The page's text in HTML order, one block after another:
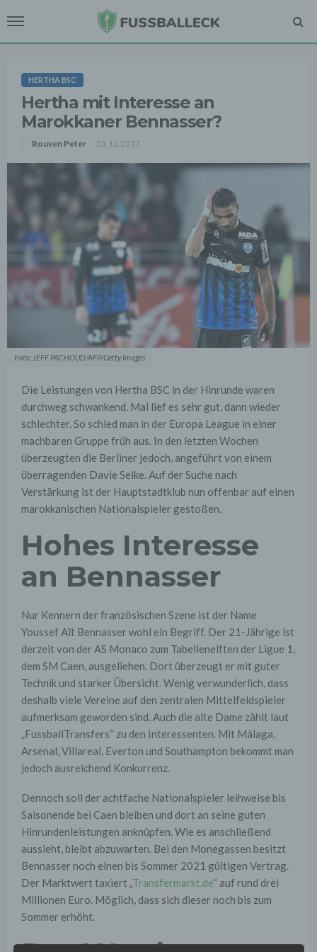
HERTHA BSC
Hertha mit Interesse an
Marokkaner Bennasser?
Rouven Peter 25.12.2017
Foto: JEFF PACHOUD/AFP/Getty Images
Die Leistungen von Hertha BSC in der Hinrunde waren
durchweg schwankend. Mal lief es sehr gut, dann wieder
schlechter. So schied man in der Europa League in einer
machbaren Gruppe früh aus. In den letzten Wochen
überzeugten die Berliner jedoch, angeführt von einem
überragenden Davie Selke. Auf der Suche nach
Verstärkung ist der Hauptstadtklub nun offenbar auf einen
marokkanischen Nationalspieler gestoßen.
Hohes Interesse
an Bennasser
Nur Kennern der französischen Szene ist der Name
Youssef Aït Bennasser wohl ein Begriff. Der 21-Jährige ist
derzeit von der AS Monaco zum Tabellenelften der Ligue 1,
dem SM Caen, ausgeliehen. Dort überzeugt er mit guter
Technik und starker Übersicht. Wenig verwunderlich, dass
deshalb viele Vereine auf den zentralen Mittelfeldspieler
aufmerksam geworden sind. Auch die alte Dame zählt laut
„FussballTransfers“ zu den Interessenten. Mit Málaga,
Arsenal, Villareal, Everton und Southampton bekommt man
jedoch ausreichend Konkurrenz.
Dennoch soll der achtfache Nationalspieler leihweise bis
Saisonende bei Caen bleiben und dort an seine guten
Hinrundenleistungen anknüpfen. Wie es anschließend
aussieht, bleibt abzuwarten. Bei den Monegassen besitzt
Bennasser noch einen bis Sommer 2021 gültigen Vertrag.
Der Marktwert taxiert „Transfermarkt.de“ auf rund drei
Millionen Euro. Möglich, dass sich dieser noch bis zum
Sommer erhöht.